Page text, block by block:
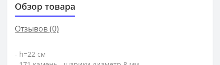
Обзор товара
Отзывов (0)
- h=22 см